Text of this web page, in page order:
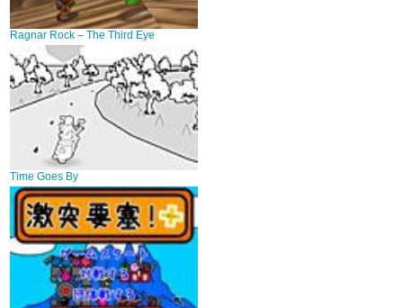
Ragnar Rock – The Third Eye
Time Goes By